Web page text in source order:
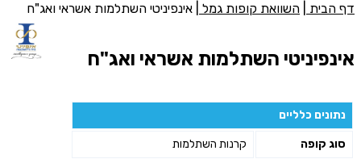
דף הבית השוואת קופות גמל אינפיניטי השתלמות אשראי ואג"ח
אינפיניטי השתלמות אשראי ואג"ח
נתונים כלליים
סוג קופה קרנות השתלמות
סכום חיסכון בקרן
אני מאשר את תנאיי השימוש והפרטיות של האתר
מאשר כי פרטיי ישמשו לקבלת פניות והצעות שיווקיות למוצרים
פנסיוניים\ביטוח באמצעות טלפון, מייל או SMS מאיתנו או צד שלישי